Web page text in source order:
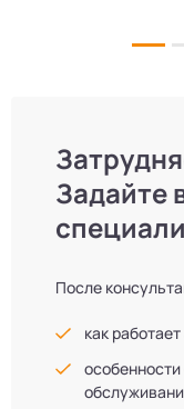
Задайте
После
как